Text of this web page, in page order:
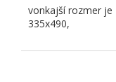
vonkajší rozmer je
335x490,